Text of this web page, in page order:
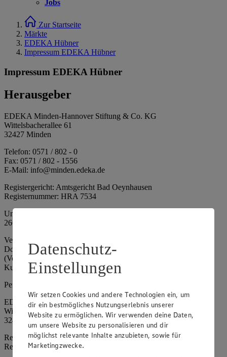
Jobs
Zur Startseite
Märkte
EDEKA Hübner
Impressum EDEKA Hübner
Impressum EDEKA Hübner
Herausgeber
EDEKA Minden-Hannover Stiftung & Co. KG
Wittelsbacherallee 61
32427 Minden
Telefon: 0571 / 802 - 0
Fax: 0571 / 802 - 1556
E-Mail: info@minden.edeka.de
Registergericht: Amtsgericht Bad Oeynhausen
Registernummer: HRA 7534
Umsatzsteuer-Identifikationsnummer gem. § 27a UStG: DE
266067317
Vertretungsberechtigte: Mark Rosenkranz (Sprecher), Eileen
Dominique Klingsiek (Vorstandsmitglied), Ulf-U. Plath
(Vorstandsmitglied), Stephan Wohler (Vorstandsmitglied), Marc
Kuhlmann (Aufsichtsratsvorsitzender)
Persönlich haftende Gesellschafterin:
EDEKA Minden-Hannover Holding GmbH
Wittelsbacherallee 61
32427 Minden
Registergericht: Amtsgericht Bad Oeynhausen
Registernummer: HRB 4086
Datenschutz-
Einstellungen
Wir setzen Cookies und andere Technologien ein, um
dir ein bestmögliches Nutzungserlebnis unserer
Website zu ermöglichen. Wir verwenden deine Daten,
um unsere Website zu personalisieren und dir
möglichst relevante Inhalte anzubieten, sowie für
Marketingzwecke.